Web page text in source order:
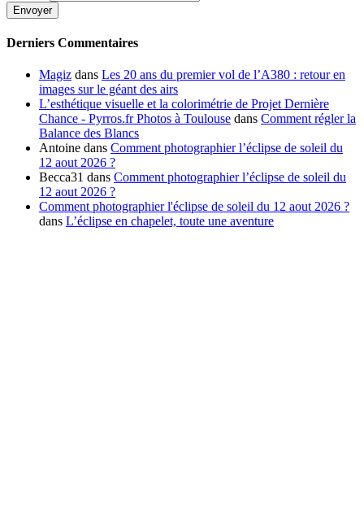
Derniers Commentaires
Magiz dans Les 20 ans du premier vol de l’A380 : retour en
images sur le géant des airs
L’esthétique visuelle et la colorimétrie de Projet Dernière
Chance - Pyrros.fr Photos à Toulouse dans Comment régler la
Balance des Blancs
Antoine dans Comment photographier l’éclipse de soleil du
12 aout 2026 ?
Becca31 dans Comment photographier l’éclipse de soleil du
12 aout 2026 ?
Comment photographier l'éclipse de soleil du 12 aout 2026 ?
dans L’éclipse en chapelet, toute une aventure